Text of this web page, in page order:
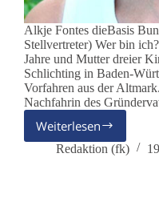
Alkje Fontes dieBasis
Stellvertreter) Wer bin
Jahre und Mutter dreier
Schlichting in Baden-
Vorfahren aus der
Nachfahrin des
Weiterlesen
Alkje
Fontes
Redaktion (fk)